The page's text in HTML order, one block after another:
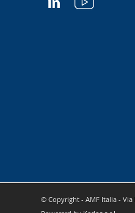
© Copyright - AMF Italia - Via